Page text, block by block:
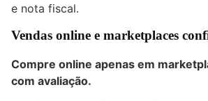
e nota fiscal.
Vendas online e marketplaces
Compre online apenas em
com avaliação.